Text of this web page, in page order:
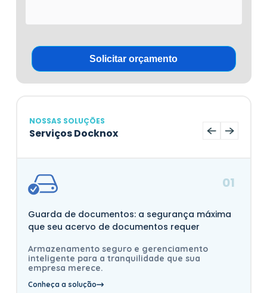
NOSSAS SOLUÇÕES
Serviços Docknox
01
Guarda de documentos: a segurança máxima
que seu acervo de documentos requer
Armazenamento seguro e gerenciamento
inteligente para a tranquilidade que sua
empresa merece.
Conheça a solução